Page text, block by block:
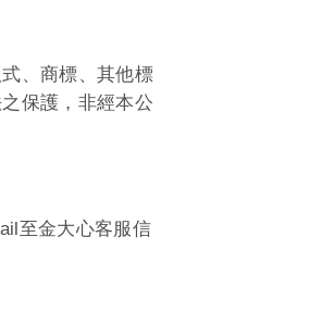
、商標、其他標
保護，非經本公
至金大心客服信